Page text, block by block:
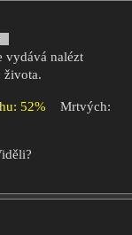
vydává nalézt
života.
52%
Mrtvých: